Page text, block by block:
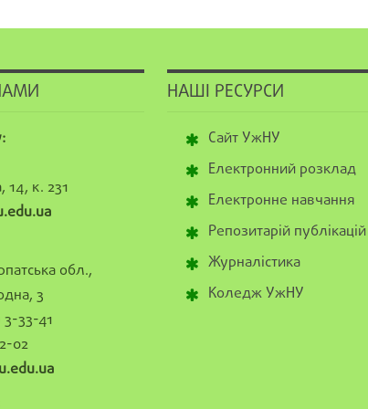
14, к. 231
обл.,
3
33-41
02
НАШІ РЕСУРСИ
Сайт УжНУ
Електронний розклад
Електронне навчання
Репозитарій публікацій
Журналістика
Коледж УжНУ